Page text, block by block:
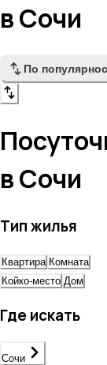
в Сочи
По
в Сочи
Тип жилья
Квартира Комната
Койко-место Дом
Где искать
Сочи